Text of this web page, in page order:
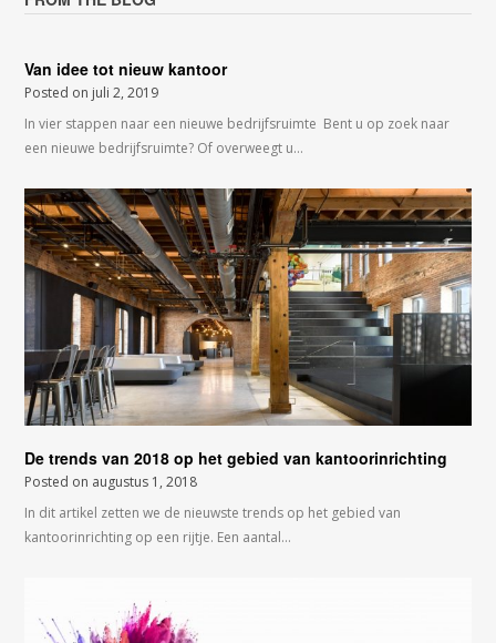
Van idee tot nieuw kantoor
Posted on juli 2, 2019
In vier stappen naar een nieuwe bedrijfsruimte Bent u op zoek naar
een nieuwe bedrijfsruimte? Of overweegt u…
De trends van 2018 op het gebied van kantoorinrichting
Posted on augustus 1, 2018
In dit artikel zetten we de nieuwste trends op het gebied van
kantoorinrichting op een rijtje. Een aantal…